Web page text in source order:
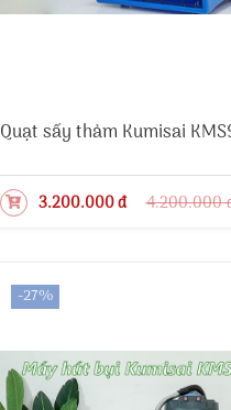
Quạt sấy thảm Kumisai
3.200.000 đ 4.200.000
-27%